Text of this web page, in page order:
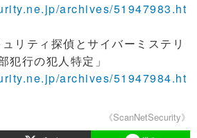
archives/51947983.ht
リティ探偵とサイバーミステリ
行の犯人特定」
archives/51947984.ht
《ScanNetSecurity》